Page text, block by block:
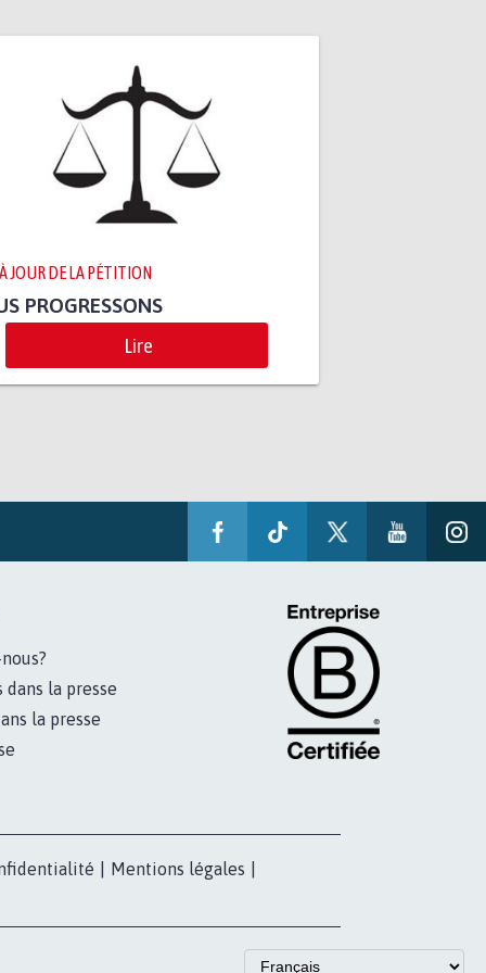
JOUR DE LA PÉTITION
PROGRESSONS
Lire
dans la presse
la presse
Mentions légales